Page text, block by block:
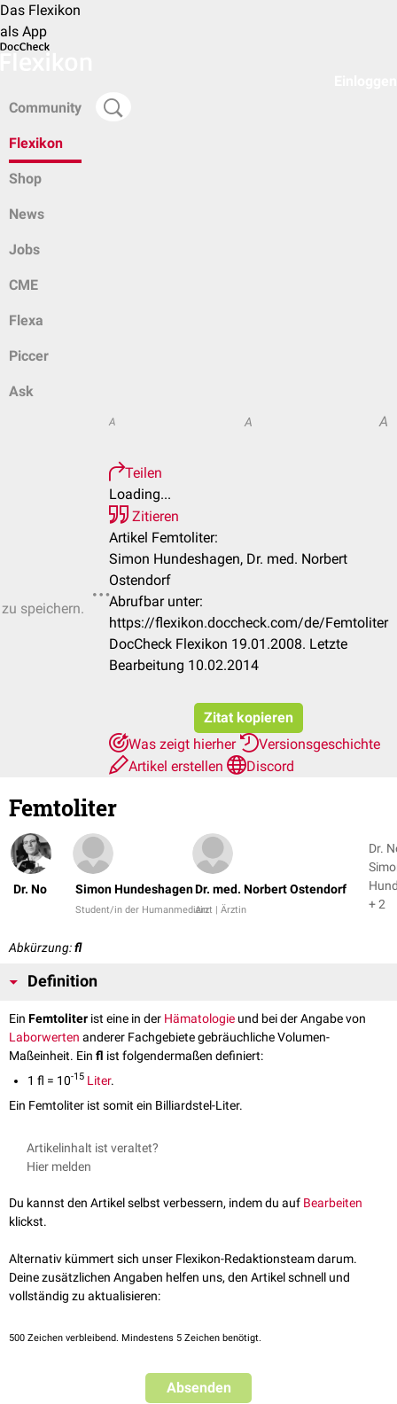
Das Flexikon
als App
Community
Flexikon
Shop
News
Jobs
CME
Flexa
Piccer
Ask
speichern.
A A A
Teilen
Loading...
Zitieren
Artikel Femtoliter:
Simon Hundeshagen, Dr. med. Norbert
Ostendorf
Abrufbar unter:
https://flexikon.doccheck.com/de/Femtoliter
DocCheck Flexikon 19.01.2008. Letzte
Bearbeitung 10.02.2014
Zitat kopieren
Was zeigt hierher
Versionsgeschichte
Artikel erstellen
Discord
Femtoliter
Dr. No Simon Hundeshagen
Student/in der Humanmedizin
Dr. med. Norbert Ostendorf
Arzt | Ärztin
Dr.
+ 2
Abkürzung:fl
Definition
Ein Femtoliter ist eine in der Hämatologie und bei der Angabe von
Laborwerten anderer Fachgebiete gebräuchliche Volumen-
Maßeinheit. Ein fl ist folgendermaßen definiert:
1 fl = 10-15 Liter.
Ein Femtoliter ist somit ein Billiardstel-Liter.
Artikelinhalt ist veraltet?
Hier melden
Du kannst den Artikel selbst verbessern, indem du auf Bearbeiten
klickst.
Alternativ kümmert sich unser Flexikon-Redaktionsteam darum.
Deine zusätzlichen Angaben helfen uns, den Artikel schnell und
vollständig zu aktualisieren:
500 Zeichen verbleibend. Mindestens 5 Zeichen benötigt.
Absenden